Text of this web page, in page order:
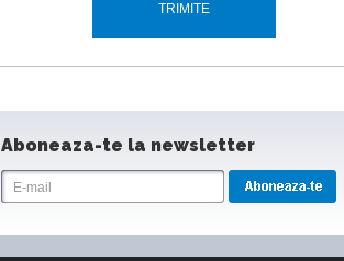
Aboneaza-te la newsletter